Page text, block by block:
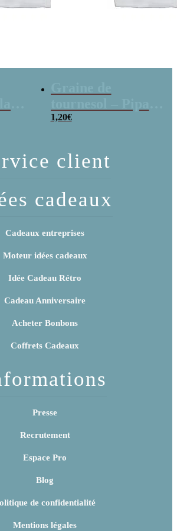
x 3
1,20€
client
cadeaux
Cadeaux entreprises
Moteur idées cadeaux
Idée Cadeau Rétro
Cadeau Anniversaire
Acheter Bonbons
Coffrets Cadeaux
Presse
Recrutement
Espace Pro
Blog
de confidentialité
Mentions légales